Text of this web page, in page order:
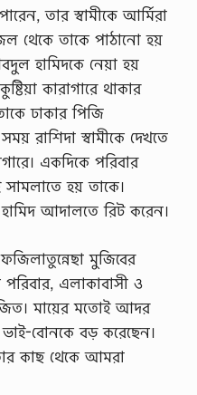
তার স্বামীকে আর্মিরা
থেকে তাকে পাঠানো হয়
হামিদকে নেয়া হয়
কারাগারে থাকার
ঢাকার পিজি
রাশিদা স্বামীকে দেখতে
একদিকে পরিবার
হয় তাকে।
হামিদ আদালতে রিট করেন।
মুজিবের
এলাকাবাসী ও
মায়ের মতোই আদর
বোনকে বড় করেছেন।
কাছ থেকে আমরা